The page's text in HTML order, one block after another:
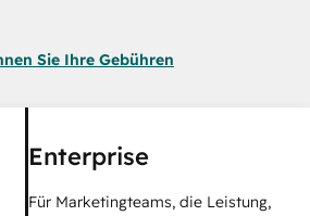
Sie Ihre Gebühren
Enterprise
Für Marketingteams, die Leistung,